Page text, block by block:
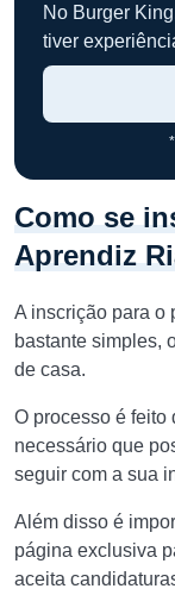
No Burger
tiver
Como se
Aprendiz
A inscrição para o
bastante simples,
de casa.
O processo é feito
necessário que
seguir com a sua
Além disso é
página exclusiva
aceita